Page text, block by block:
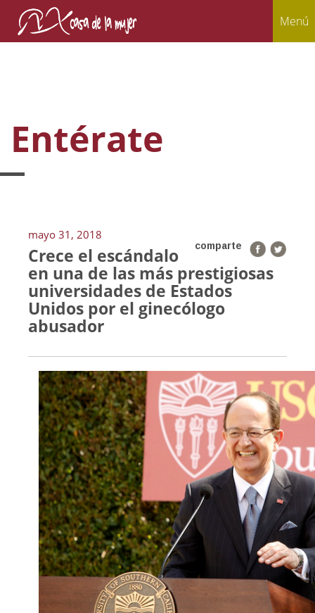
Menú
Entérate
mayo 31, 2018
comparte
Crece el escándalo
en una de las más prestigiosas
universidades de Estados
Unidos por el ginecólogo
abusador